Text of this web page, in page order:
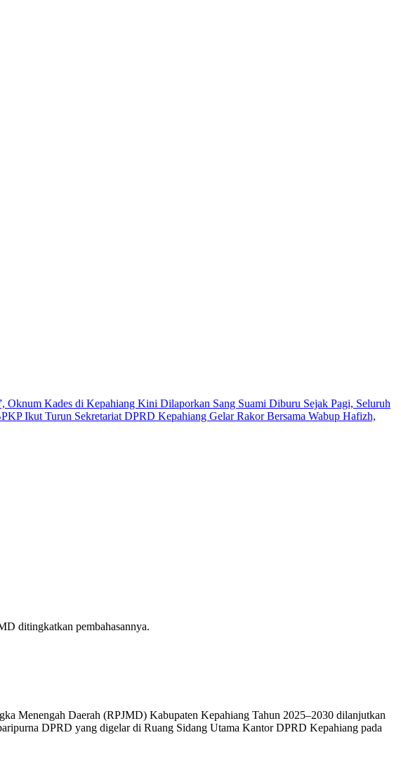
Oknum Kades di Kepahiang Kini Dilaporkan Sang Suami Diburu Sejak Pagi, Seluruh
Ikut Turun Sekretariat DPRD Kepahiang Gelar Rakor Bersama Wabup Hafizh,
ditingkatkan pembahasannya.
Menengah Daerah (RPJMD) Kabupaten Kepahiang Tahun 2025–2030 dilanjutkan
DPRD yang digelar di Ruang Sidang Utama Kantor DPRD Kepahiang pada